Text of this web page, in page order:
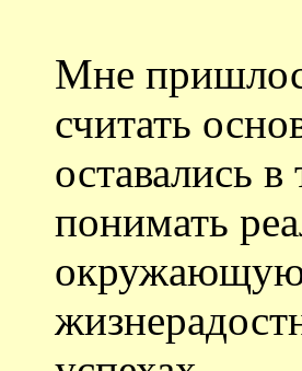
Мне
считать
оставались
понимать
окружающую